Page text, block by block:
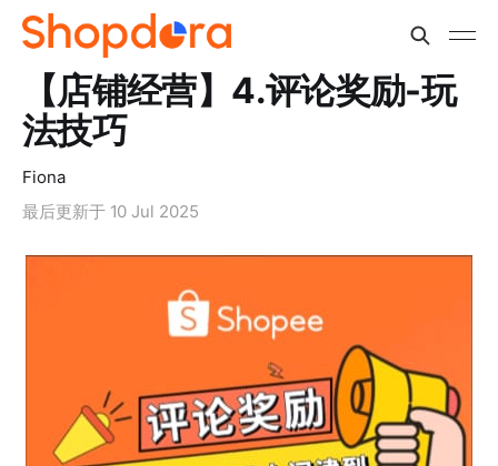
【店铺经营】4.评论奖励-玩
法技巧
Fiona
最后更新于 10 Jul 2025